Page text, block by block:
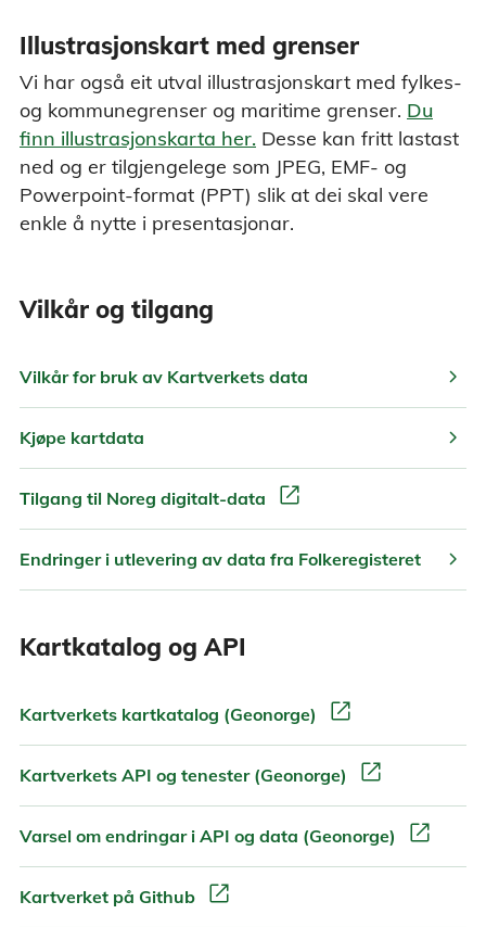
Illustrasjonskart med grenser
Vi har også eit utval illustrasjonskart med fylkes-
og kommunegrenser og maritime grenser. Du
finn illustrasjonskarta her. Desse kan fritt lastast
ned og er tilgjengelege som JPEG, EMF- og
Powerpoint-format (PPT) slik at dei skal vere
enkle å nytte i presentasjonar.
Vilkår og tilgang
Vilkår for bruk av Kartverkets data chevron_right
Kjøpe kartdata chevron_right
Tilgang til Noreg digitalt-data open_in_new
Endringer i utlevering av data fra Folkeregisteret chevron_right
Kartkatalog og API
Kartverkets kartkatalog (Geonorge) open_in_new
Kartverkets API og tenester (Geonorge) open_in_new
Varsel om endringar i API og data (Geonorge) open_in_new
Kartverket på Github open_in_new